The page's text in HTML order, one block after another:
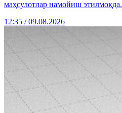
маҳсулотлар намойиш этилмоқда.
12:35 / 09.08.2026